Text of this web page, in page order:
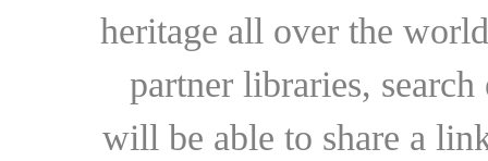
heritage all over the
partner libraries,
will be able to share a